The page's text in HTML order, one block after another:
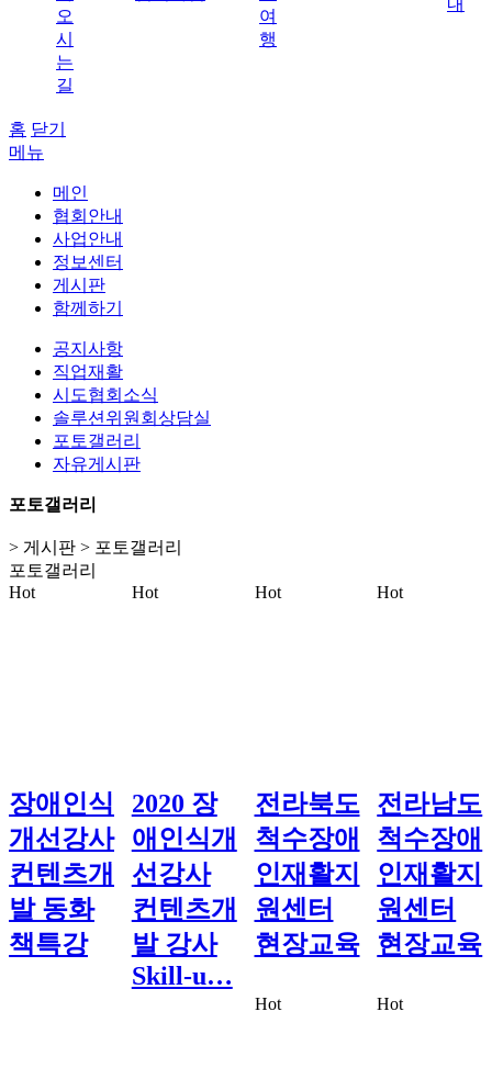
오
시
는
길
여
행
내
홈 닫기
메뉴
메인
협회안내
사업안내
정보센터
게시판
함께하기
공지사항
직업재활
시도협회소식
솔루션위원회상담실
포토갤러리
자유게시판
포토갤러리
> 게시판 > 포토갤러리
포토갤러리
Hot
장애인식
개선강사
컨텐츠개
발 동화
책특강
Hot
2020 장
애인식개
선강사
컨텐츠개
발 강사
Skill-u…
Hot
전라북도
척수장애
인재활지
원센터
현장교육
Hot
전라남도
척수장애
인재활지
원센터
현장교육
Hot Hot